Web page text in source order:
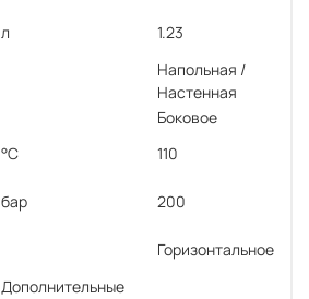
л
1.23
Напольная /
Настенная
Боковое
°С
110
бар
200
Горизонтальное
Дополнительные